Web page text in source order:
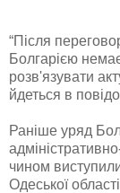
“Після
Болгарією
розв'язувати
йдеться в
Раніше уряд
чином
Одеської